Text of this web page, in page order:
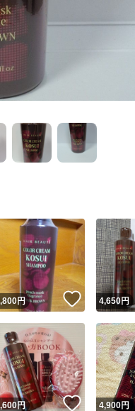
ね！
円 いいね！
4,650円
ね！円 いいね！
4,900円